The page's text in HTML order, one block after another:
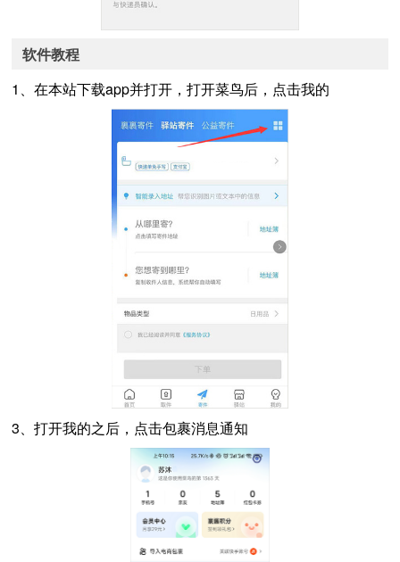
软件教程
1、在本站下载app并打开，打开菜鸟后，点击我的
3、打开我的之后，点击包裹消息通知